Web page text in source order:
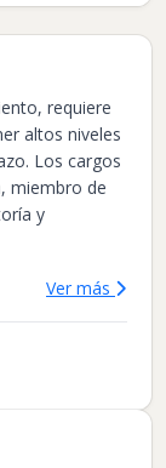
requiere
altos niveles
Los cargos
miembro de
y
Ver más